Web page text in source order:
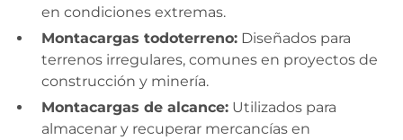
en condiciones extremas.
Montacargas todoterreno: Diseñados para
terrenos irregulares, comunes en proyectos de
construcción y minería.
Montacargas de alcance: Utilizados para
almacenar y recuperar mercancías en